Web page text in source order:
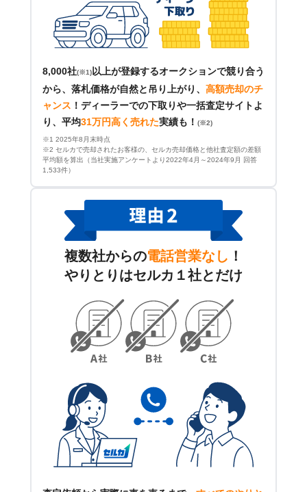
8,000社(※1)以上が登録するオークションで競り合う
から、落札価格が自然と吊り上がり、 高額売却のチ
ャンス ！ ディーラーでの下取りや一括査定サイトよ
り、平均31万円高く売れた実績も！ (※2)
※1 2025年8月末時点
※2 セルカで売却されたお客様の、セルカ売却価格と他社査定額の差額
平均額を算出（当社実施アンケートより2022年4月～2024年9月 回答
1,533件）
複数社からの電話営業なし ！
やりとりはセルカ１社とだけ